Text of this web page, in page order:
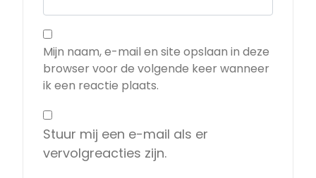
Mijn naam, e-mail en site opslaan in deze
browser voor de volgende keer wanneer
ik een reactie plaats.
Stuur mij een e-mail als er
vervolgreacties zijn.